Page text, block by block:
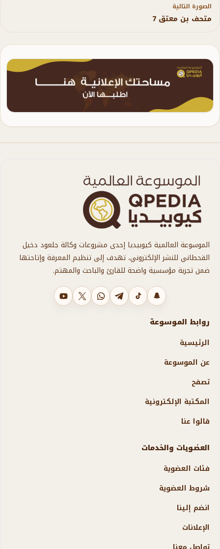
الصورة التالية
متحف بن معتق 7
الموسوعة العالمية كيوبيديا إحدى مشروعات وكالة جلعود دخيل
القحطاني للنشر الإلكتروني، تهدف إلى تنظيم المعرفة وإتاحتها
ضمن تجربة مؤسسية واضحة للقارئ والباحث والمهتم.
يوتيوب
X واتسابتليجرامتيك توكسناب شات
روابط الموسوعة
الرئيسية
عن الموسوعة
تصفح
المكتبة الإلكترونية
قالوا عنا
العضويات والخدمات
فئات العضوية
شروط العضوية
انضم إلينا
الإعلانات